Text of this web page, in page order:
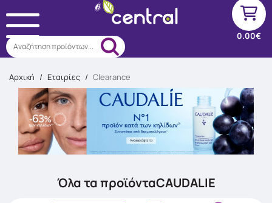
Αναζήτηση προϊόντων...
0.00€
Αρχική / Εταιρίες / Clearance
Όλα τα προϊόνταCAUDALIE